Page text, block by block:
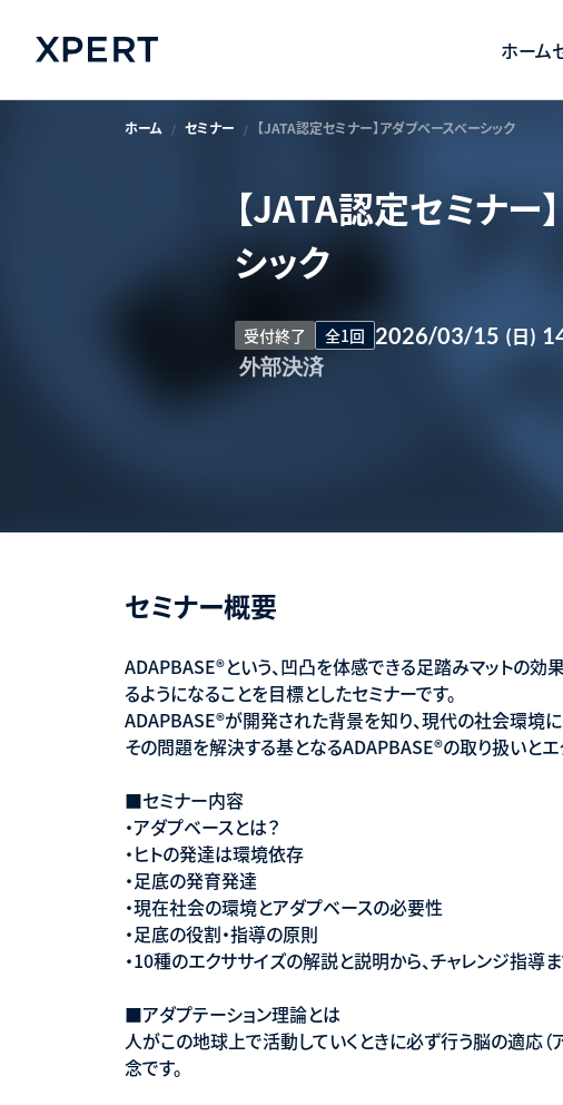
ホーム
ホーム セミナー 【JATA認定セミナー】アダプベースベーシック
【JATA認定セミナー
シック
受付終了 全1回 2026/03/15 (日)
外部決済
セミナー概要
ADAPBASE®という、凹凸を体感できる足踏みマットの
るようになることを目標としたセミナーです。
ADAPBASE®が開発された背景を知り、現代の社会環境
その問題を解決する基となるADAPBASE®の取り扱いとエ
■セミナー内容
・アダプベースとは？
・ヒトの発達は環境依存
・足底の発育発達
・現在社会の環境とアダプベースの必要性
・足底の役割・指導の原則
・10種のエクササイズの解説と説明から、チャレンジ指導
■アダプテーション理論とは
人がこの地球上で活動していくときに必ず行う脳の適応（
念です。